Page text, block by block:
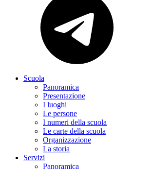
Scuola
Panoramica
Presentazione
I luoghi
Le persone
I numeri della scuola
Le carte della scuola
Organizzazione
La storia
Servizi
Panoramica